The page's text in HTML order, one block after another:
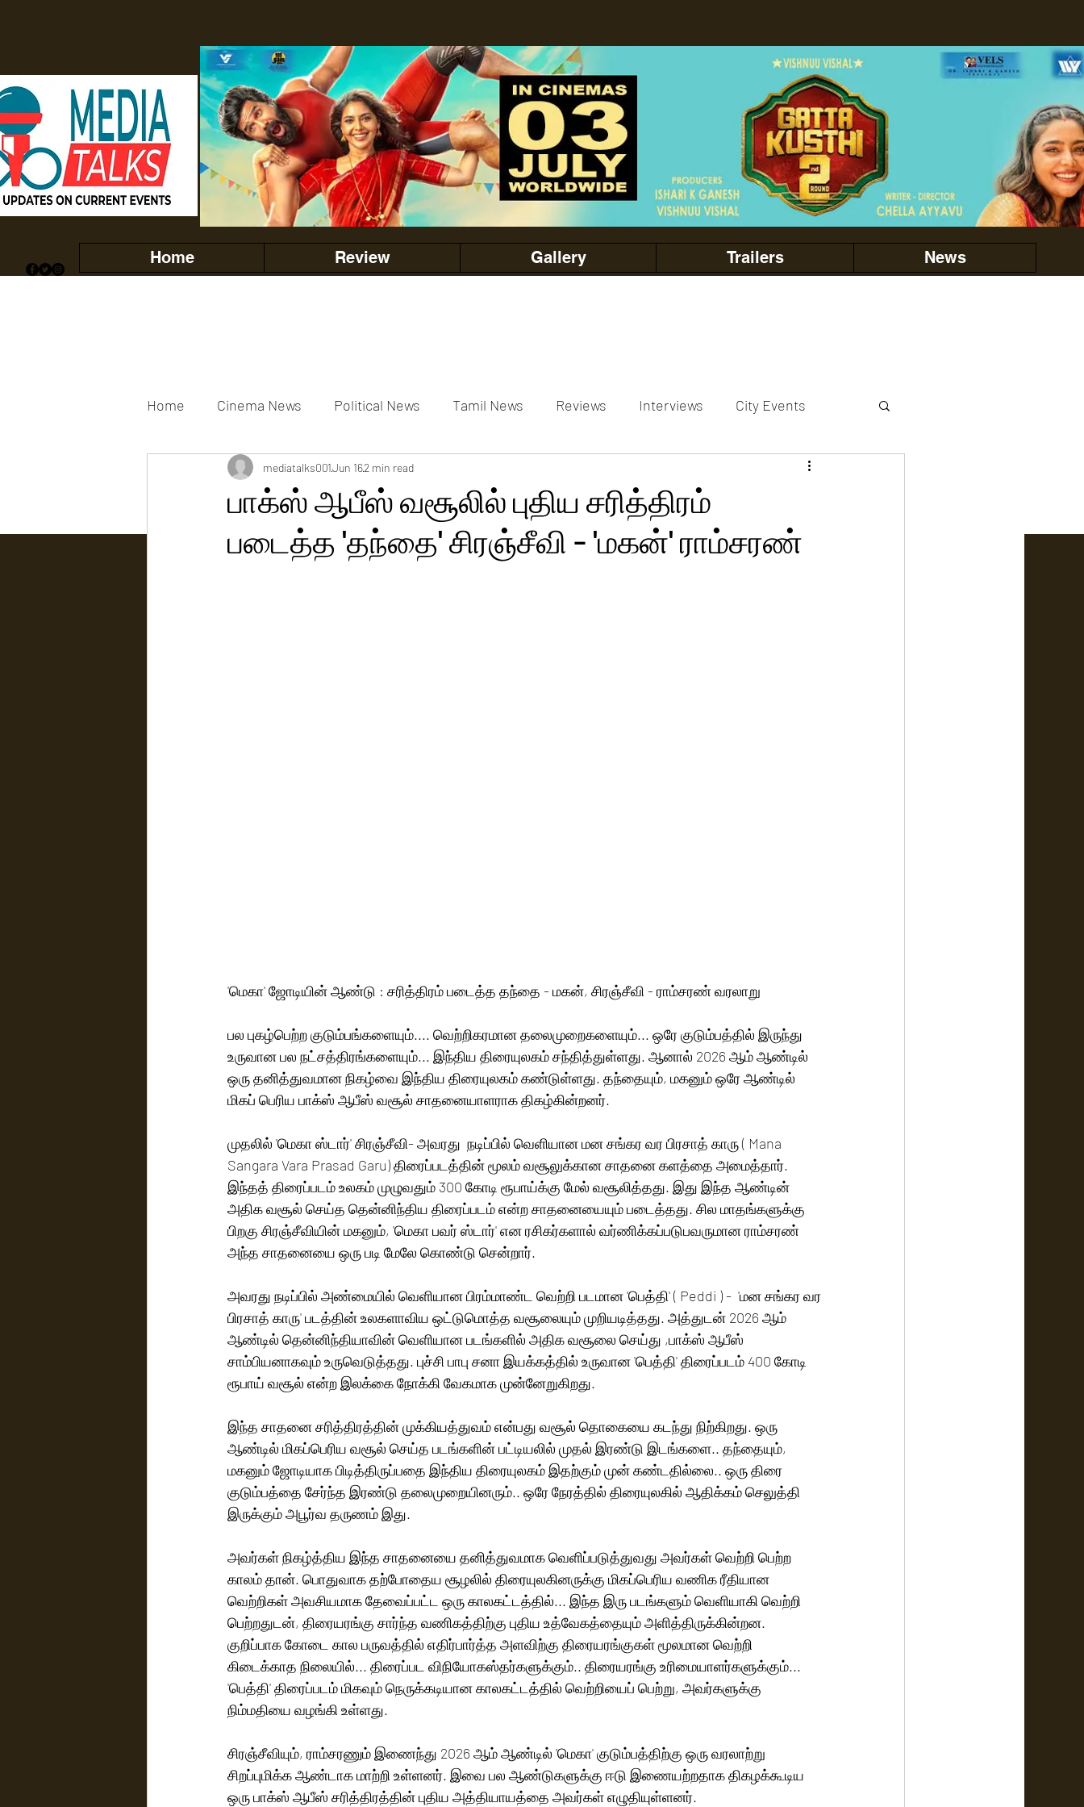
Home Review Gallery Trailers News
Home Cinema News Political News Tamil News Reviews Interviews City Events
Movies Gallery Actress Gallery actors gallery
Tv news
பாக்ஸ் ஆபீஸ் வசூலில் புதிய சரித்திரம்
படைத்த 'தந்தை' சிரஞ்சீவி - 'மகன்' ராம்சரண்
mediatalks001Jun 162 min read
'மெகா' ஜோடியின் ஆண்டு : சரித்திரம் படைத்த தந்தை - மகன், சிரஞ்சீவி - ராம்சரண் வரலாறு
பல புகழ்பெற்ற குடும்பங்களையும்.... வெற்றிகரமான தலைமுறைகளையும்... ஒரே குடும்பத்தில் இருந்து
உருவான பல நட்சத்திரங்களையும்... இந்திய திரையுலகம் சந்தித்துள்ளது. ஆனால் 2026 ஆம் ஆண்டில்
ஒரு தனித்துவமான நிகழ்வை இந்திய திரையுலகம் கண்டுள்ளது. தந்தையும், மகனும் ஒரே ஆண்டில்
மிகப் பெரிய பாக்ஸ் ஆபீஸ் வசூல் சாதனையாளராக திகழ்கின்றனர்.
முதலில் 'மெகா ஸ்டார்' சிரஞ்சீவி- அவரது  நடிப்பில் வெளியான மன சங்கர வர பிரசாத் காரு ( Mana
Sangara Vara Prasad Garu) திரைப்படத்தின் மூலம் வசூலுக்கான சாதனை களத்தை அமைத்தார்.
இந்தத் திரைப்படம் உலகம் முழுவதும் 300 கோடி ரூபாய்க்கு மேல் வசூலித்தது. இது இந்த ஆண்டின்
அதிக வசூல் செய்த தென்னிந்திய திரைப்படம் என்ற சாதனையையும் படைத்தது. சில மாதங்களுக்கு
பிறகு சிரஞ்சீவியின் மகனும், 'மெகா பவர் ஸ்டார்' என ரசிகர்களால் வர்ணிக்கப்படுபவருமான ராம்சரண்
அந்த சாதனையை ஒரு படி மேலே கொண்டு சென்றார்.
அவரது நடிப்பில் அண்மையில் வெளியான பிரம்மாண்ட வெற்றி படமான 'பெத்தி' ( Peddi ) -  'மன சங்கர வர
பிரசாத் காரு' படத்தின் உலகளாவிய ஒட்டுமொத்த வசூலையும் முறியடித்தது. அத்துடன் 2026 ஆம்
ஆண்டில் தென்னிந்தியாவின் வெளியான படங்களில் அதிக வசூலை செய்து ,பாக்ஸ் ஆபீஸ்
சாம்பியனாகவும் உருவெடுத்தது. புச்சி பாபு சனா இயக்கத்தில் உருவான 'பெத்தி' திரைப்படம் 400 கோடி
ரூபாய் வசூல் என்ற இலக்கை நோக்கி வேகமாக முன்னேறுகிறது.
இந்த சாதனை சரித்திரத்தின் முக்கியத்துவம் என்பது வசூல் தொகையை கடந்து நிற்கிறது. ஒரு
ஆண்டில் மிகப்பெரிய வசூல் செய்த படங்களின் பட்டியலில் முதல் இரண்டு இடங்களை.. தந்தையும்,
மகனும் ஜோடியாக பிடித்திருப்பதை இந்திய திரையுலகம் இதற்கும் முன் கண்டதில்லை.. ஒரு திரை
குடும்பத்தை சேர்ந்த இரண்டு தலைமுறையினரும்.. ஒரே நேரத்தில் திரையுலகில் ஆதிக்கம் செலுத்தி
இருக்கும் அபூர்வ தருணம் இது.
அவர்கள் நிகழ்த்திய இந்த சாதனையை தனித்துவமாக வெளிப்படுத்துவது அவர்கள் வெற்றி பெற்ற
காலம் தான். பொதுவாக தற்போதைய சூழலில் திரையுலகினருக்கு மிகப்பெரிய வணிக ரீதியான
வெற்றிகள் அவசியமாக தேவைப்பட்ட ஒரு காலகட்டத்தில்... இந்த இரு படங்களும் வெளியாகி வெற்றி
பெற்றதுடன், திரையரங்கு சார்ந்த வணிகத்திற்கு புதிய உத்வேகத்தையும் அளித்திருக்கின்றன.
குறிப்பாக கோடை கால பருவத்தில் எதிர்பார்த்த அளவிற்கு திரையரங்குகள் மூலமான வெற்றி
கிடைக்காத நிலையில்... திரைப்பட விநியோகஸ்தர்களுக்கும்.. திரையரங்கு உரிமையாளர்களுக்கும்...
'பெத்தி' திரைப்படம் மிகவும் நெருக்கடியான காலகட்டத்தில் வெற்றியைப் பெற்று, அவர்களுக்கு
நிம்மதியை வழங்கி உள்ளது.
சிரஞ்சீவியும், ராம்சரணும் இணைந்து 2026 ஆம் ஆண்டில் 'மெகா' குடும்பத்திற்கு ஒரு வரலாற்று
சிறப்புமிக்க ஆண்டாக மாற்றி உள்ளனர். இவை பல ஆண்டுகளுக்கு ஈடு இணையற்றதாக திகழக்கூடிய
ஒரு பாக்ஸ் ஆபீஸ் சரித்திரத்தின் புதிய அத்தியாயத்தை அவர்கள் எழுதியுள்ளனர்.